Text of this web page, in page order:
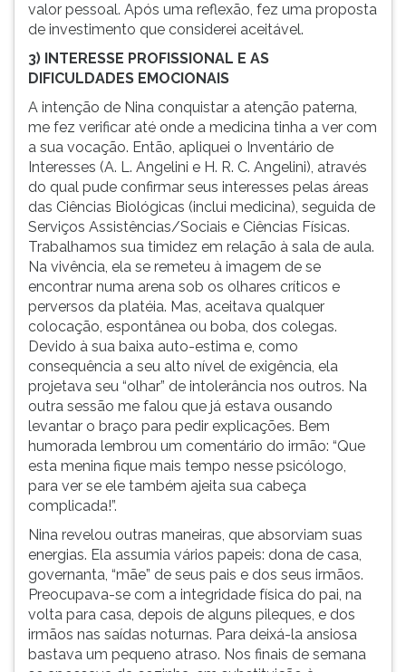
valor pessoal. Após uma reflexão, fez uma proposta
de investimento que considerei aceitável.
3) INTERESSE PROFISSIONAL E AS
DIFICULDADES EMOCIONAIS
A intenção de Nina conquistar a atenção paterna,
me fez verificar até onde a medicina tinha a ver com
a sua vocação. Então, apliquei o Inventário de
Interesses (A. L. Angelini e H. R. C. Angelini), através
do qual pude confirmar seus interesses pelas áreas
das Ciências Biológicas (inclui medicina), seguida de
Serviços Assistências/Sociais e Ciências Físicas.
Trabalhamos sua timidez em relação à sala de aula.
Na vivência, ela se remeteu à imagem de se
encontrar numa arena sob os olhares críticos e
perversos da platéia. Mas, aceitava qualquer
colocação, espontânea ou boba, dos colegas.
Devido à sua baixa auto-estima e, como
consequência a seu alto nível de exigência, ela
projetava seu “olhar” de intolerância nos outros. Na
outra sessão me falou que já estava ousando
levantar o braço para pedir explicações. Bem
humorada lembrou um comentário do irmão: “Que
esta menina fique mais tempo nesse psicólogo,
para ver se ele também ajeita sua cabeça
complicada!”.
Nina revelou outras maneiras, que absorviam suas
energias. Ela assumia vários papeis: dona de casa,
governanta, “mãe” de seus pais e dos seus irmãos.
Preocupava-se com a integridade física do pai, na
volta para casa, depois de alguns pileques, e dos
irmãos nas saídas noturnas. Para deixá-la ansiosa
bastava um pequeno atraso. Nos finais de semana